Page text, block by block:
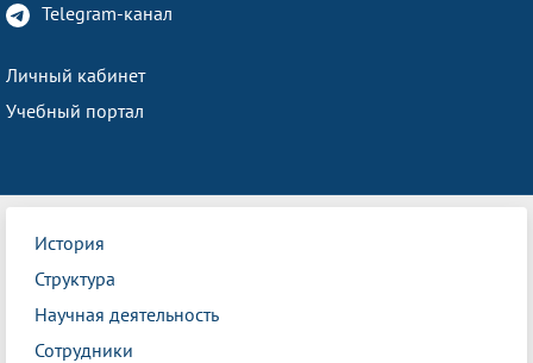
Telegram-канал
Личный кабинет
Учебный портал
История
Структура
Научная деятельность
Сотрудники